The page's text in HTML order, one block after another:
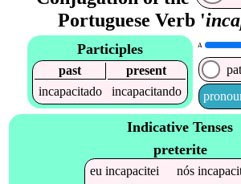
Portuguese Verb '
Participles
past
present
incapacitado
incapacitando
A
Indicative Tenses
preterite
euincapacitei nós